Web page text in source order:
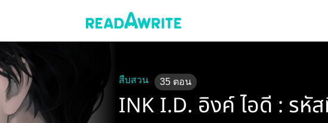
สืบสวน 35 ตอน
INK I.D. อิงค์ ไอดี : รหั